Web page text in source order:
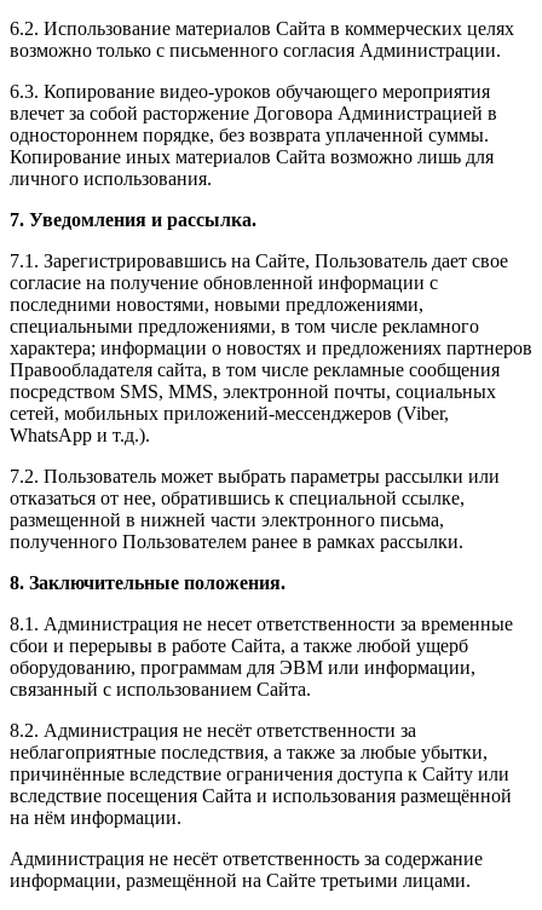
6.2. Использование материалов Сайта в коммерческих целях
возможно только с письменного согласия Администрации.
6.3. Копирование видео-уроков обучающего мероприятия
влечет за собой расторжение Договора Администрацией в
одностороннем порядке, без возврата уплаченной суммы.
Копирование иных материалов Сайта возможно лишь для
личного использования.
7. Уведомления и рассылка.
7.1. Зарегистрировавшись на Сайте, Пользователь дает свое
согласие на получение обновленной информации с
последними новостями, новыми предложениями,
специальными предложениями, в том числе рекламного
характера; информации о новостях и предложениях партнеров
Правообладателя сайта, в том числе рекламные сообщения
посредством SMS, MMS, электронной почты, социальных
сетей, мобильных приложений-мессенджеров (Viber,
WhatsApp и т.д.).
7.2. Пользователь может выбрать параметры рассылки или
отказаться от нее, обратившись к специальной ссылке,
размещенной в нижней части электронного письма,
полученного Пользователем ранее в рамках рассылки.
8. Заключительные положения.
8.1. Администрация не несет ответственности за временные
сбои и перерывы в работе Сайта, а также любой ущерб
оборудованию, программам для ЭВМ или информации,
связанный с использованием Сайта.
8.2. Администрация не несёт ответственности за
неблагоприятные последствия, а также за любые убытки,
причинённые вследствие ограничения доступа к Сайту или
вследствие посещения Сайта и использования размещённой
на нём информации.
Администрация не несёт ответственность за содержание
информации, размещённой на Сайте третьими лицами.